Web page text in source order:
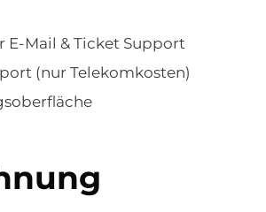
E-Mail & Ticket Support
(nur Telekomkosten)